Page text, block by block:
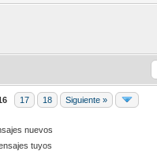
17 18 Siguiente »
nuevos
tuyos